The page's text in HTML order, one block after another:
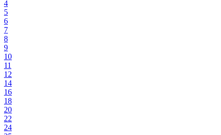
4
5
6
7
8
9
10
11
12
14
16
18
20
22
24